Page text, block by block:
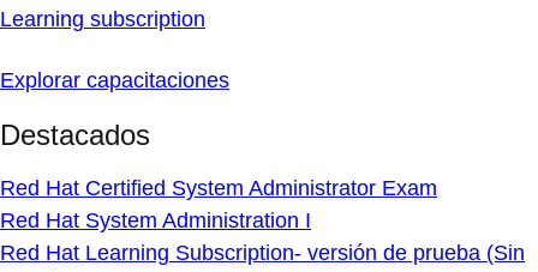
Learning subscription
Explorar capacitaciones
Destacados
Red Hat Certified System Administrator Exam
Red Hat System Administration I
Red Hat Learning Subscription- versión de prueba (Sin